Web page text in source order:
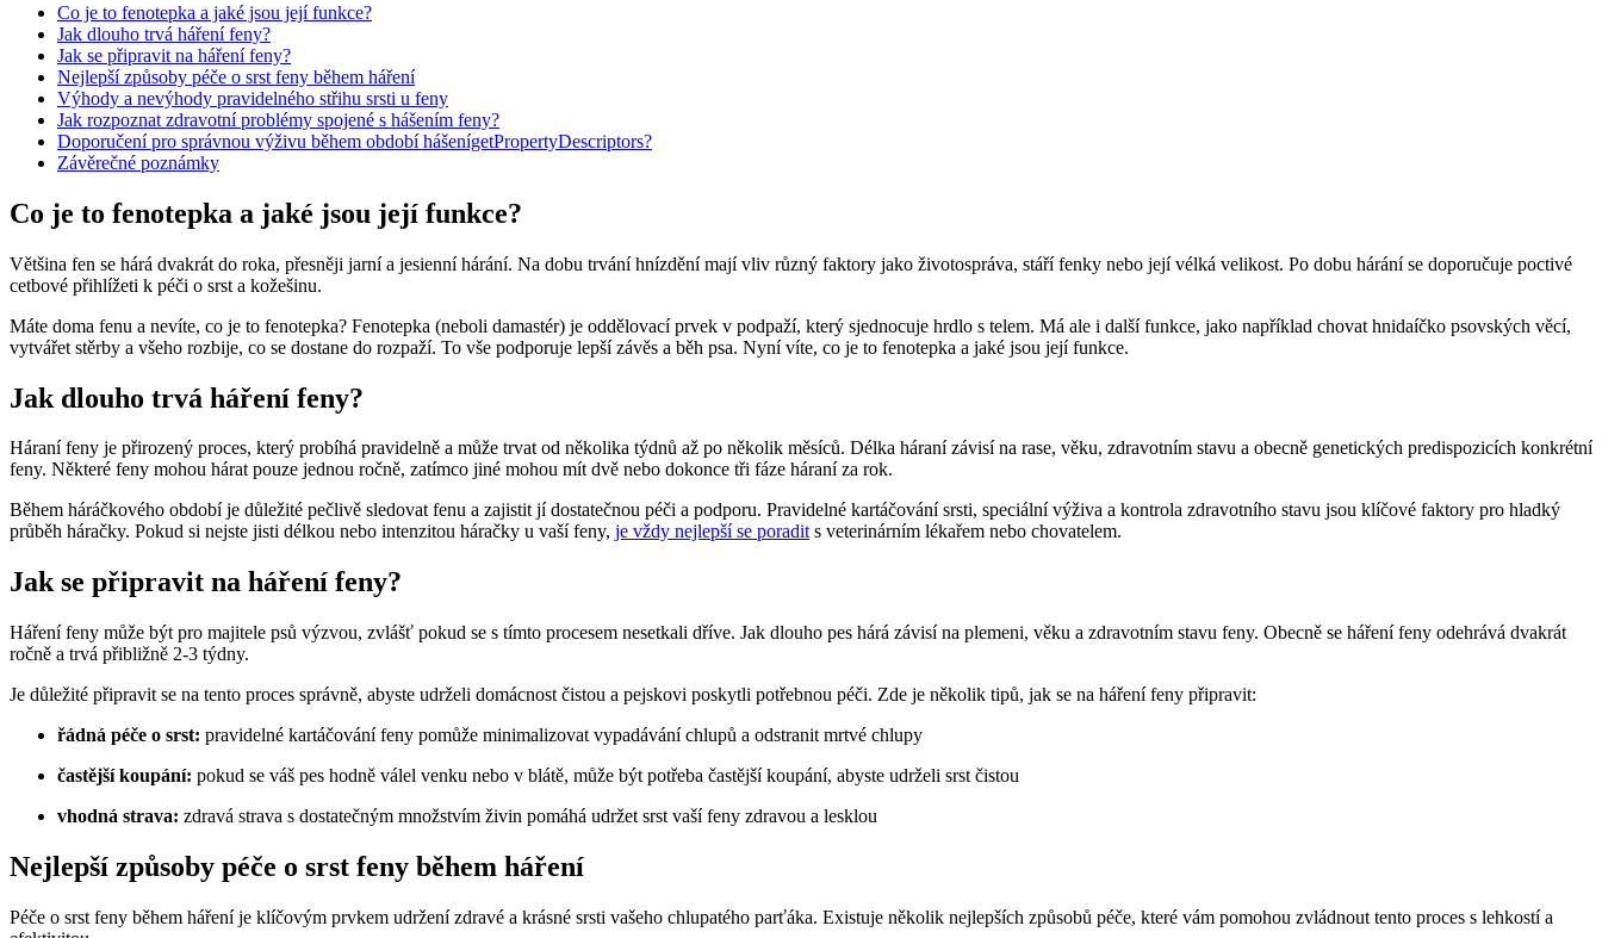
Co je to fenotepka a jaké jsou její funkce?
Jak dlouho trvá háření feny?
Jak se připravit na háření feny?
Nejlepší způsoby péče o srst feny během háření
Výhody a nevýhody pravidelného střihu srsti u feny
Jak rozpoznat zdravotní problémy spojené s hášením feny?
Doporučení pro správnou výživu během období hášenígetPropertyDescriptors?
Závěrečné poznámky
Co je to fenotepka a jaké jsou její funkce?
Většina fen se hárá dvakrát do roka, přesněji jarní a jesienní hárání. Na dobu trvání hnízdění mají vliv různý faktory jako životospráva, stáří fenky nebo její vélká velikost. Po dobu hárání se doporučuje poctivé
cetbové přihlížeti k péči o srst a kožešinu.
Máte doma fenu a nevíte, co je to fenotepka? Fenotepka (neboli damastér) je oddělovací prvek v podpaží, který sjednocuje hrdlo s telem. Má ale i další funkce, jako například chovat hnidaíčko psovských věcí,
vytvářet stěrby a všeho rozbije, co se dostane do rozpaží. To vše podporuje lepší závěs a běh psa. Nyní víte, co je to fenotepka a jaké jsou její funkce.
Jak dlouho trvá háření feny?
Háraní feny je přirozený proces, který probíhá pravidelně a může trvat od několika týdnů až po několik měsíců. Délka háraní závisí na rase, věku, zdravotním stavu a obecně genetických predispozicích konkrétní
feny. Některé feny mohou hárat pouze jednou ročně, zatímco jiné mohou mít dvě nebo dokonce tři fáze háraní za rok.
Během háráčkového období je důležité pečlivě sledovat fenu a zajistit jí dostatečnou péči a podporu. Pravidelné kartáčování srsti, speciální výživa a kontrola zdravotního stavu jsou klíčové faktory pro hladký
průběh háračky. Pokud si nejste jisti délkou nebo intenzitou háračky u vaší feny, je vždy nejlepší se poradits veterinárním lékařem nebo chovatelem.
Jak se připravit na háření feny?
Háření feny může být pro majitele psů výzvou, zvlášť pokud se s tímto procesem nesetkali dříve. Jak dlouho pes hárá závisí na plemeni, věku a zdravotním stavu feny. Obecně se háření feny odehrává dvakrát
ročně a trvá přibližně 2-3 týdny.
Je důležité připravit se na tento proces správně, abyste udrželi domácnost čistou a pejskovi poskytli potřebnou péči. Zde je několik tipů, jak se na háření feny připravit:
řádná péče o srst: pravidelné kartáčování feny pomůže minimalizovat vypadávání chlupů a odstranit mrtvé chlupy
častější koupání: pokud se váš pes hodně válel venku nebo v blátě, může být potřeba častější koupání, abyste udrželi srst čistou
vhodná strava: zdravá strava s dostatečným množstvím živin pomáhá udržet srst vaší feny zdravou a lesklou
Nejlepší způsoby péče o srst feny během háření
Péče o srst feny během háření je klíčovým prvkem udržení zdravé a krásné srsti vašeho chlupatého parťáka. Existuje několik nejlepších způsobů péče, které vám pomohou zvládnout tento proces s lehkostí a